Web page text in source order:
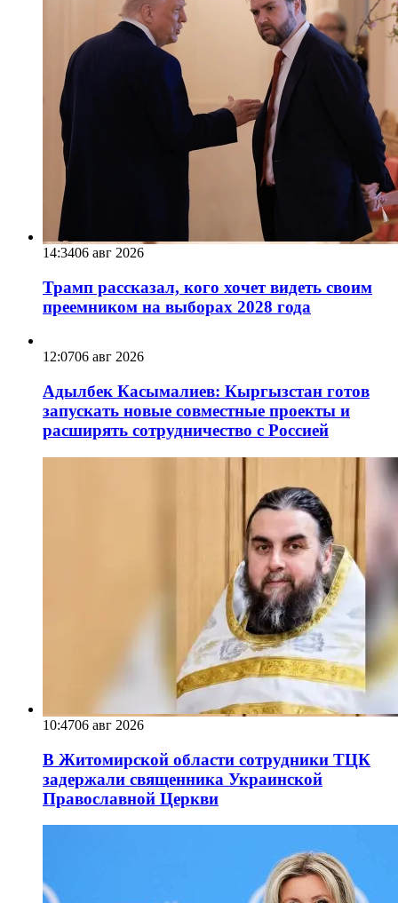
14:3406 авг 2026
Трамп рассказал, кого хочет видеть своим
преемником на выборах 2028 года
12:0706 авг 2026
Адылбек Касымалиев: Кыргызстан готов
запускать новые совместные проекты и
расширять сотрудничество с Россией
10:4706 авг 2026
В Житомирской области сотрудники ТЦК
задержали священника Украинской
Православной Церкви